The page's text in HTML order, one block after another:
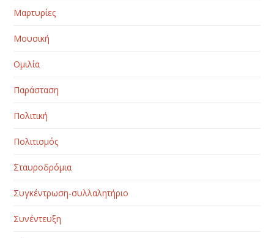
Μαρτυρίες
Μουσική
Ομιλία
Παράσταση
Πολιτική
Πολιτισμός
Σταυροδρόμια
Συγκέντρωση-συλλαλητήριο
Συνέντευξη